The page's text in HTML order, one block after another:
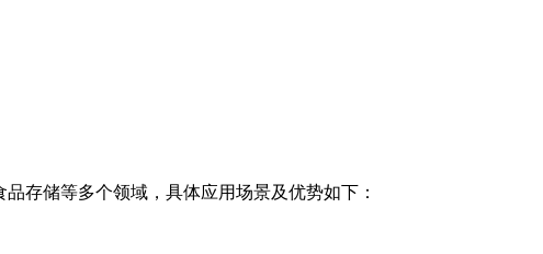
存储等多个领域，具体应用场景及优势如下：